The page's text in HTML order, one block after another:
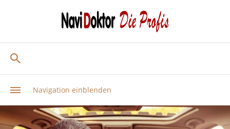
Navigation einblenden